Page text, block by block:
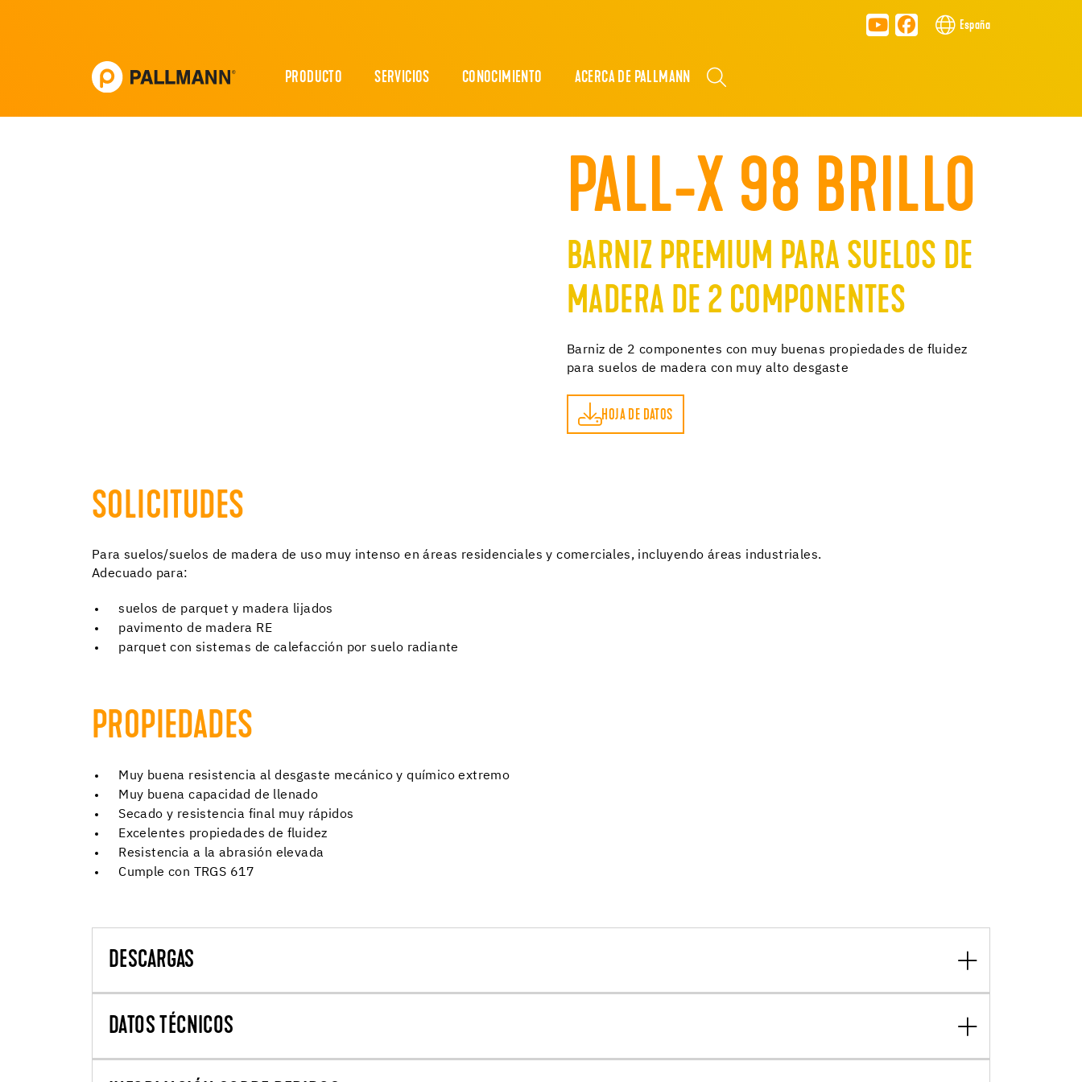
España
PRODUCTO SERVICIOS CONOCIMIENTO ACERCA DE PALLMANN
PALL-X 98 BRILLO
BARNIZ PREMIUM PARA SUELOS DE
MADERA DE 2 COMPONENTES
Barniz de 2 componentes con muy buenas propiedades de fluidez
para suelos de madera con muy alto desgaste
HOJA DE DATOS
SOLICITUDES
Para suelos/suelos de madera de uso muy intenso en áreas residenciales y comerciales, incluyendo áreas industriales.
Adecuado para:
suelos de parquet y madera lijados
pavimento de madera RE
parquet con sistemas de calefacción por suelo radiante
PROPIEDADES
Muy buena resistencia al desgaste mecánico y químico extremo
Muy buena capacidad de llenado
Secado y resistencia final muy rápidos
Excelentes propiedades de fluidez
Resistencia a la abrasión elevada
Cumple con TRGS 617
DESCARGAS
DATOS TÉCNICOS